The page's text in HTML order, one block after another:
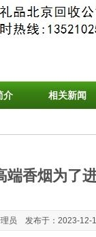
介 相关新闻
端香烟为了
理员 发布于：2023-12-